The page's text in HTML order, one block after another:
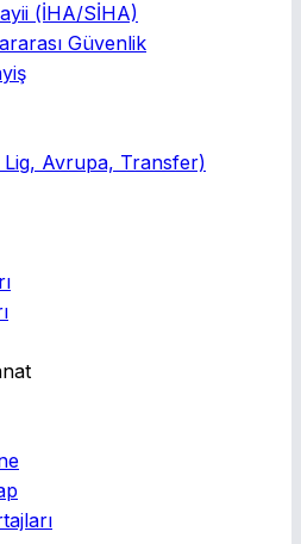
(İHA/SİHA)
Güvenlik
Avrupa, Transfer)